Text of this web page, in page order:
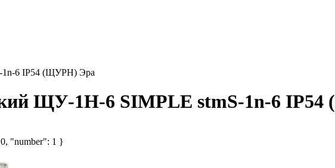
1n-6 IP54 (ЩУРН) Эра
ЩУ-1Н-6 SIMPLE stmS-1n-6
"number": 1 }